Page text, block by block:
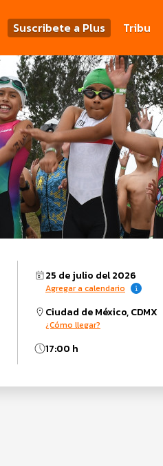
Suscribete a Plus Tribu
25 de julio del 2026
Agregar a calendario
Ciudad de México, CDMX
¿Cómo llegar?
17:00 h